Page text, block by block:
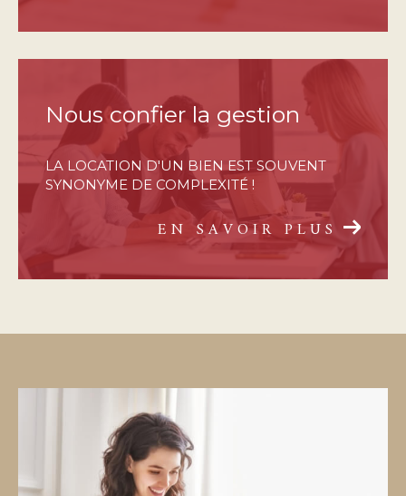
Nous confier la gestion
LA LOCATION D'UN BIEN EST SOUVENT
SYNONYME DE COMPLEXITÉ !
EN SAVOIR PLUS